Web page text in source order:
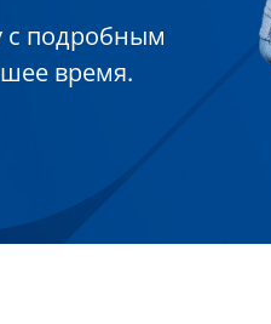
с подробным
время.